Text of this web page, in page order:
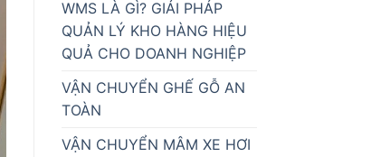
WMS LÀ GÌ? GIẢI PHÁP
QUẢN LÝ KHO HÀNG HIỆU
QUẢ CHO DOANH NGHIỆP
VẬN CHUYỂN GHẾ GỖ AN
TOÀN
VẬN CHUYỂN MÂM XE HƠI